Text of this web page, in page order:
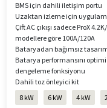
BMS için dahili iletişim portu
Uzaktan izleme için
Çift AC çıkışı sadece ProX
modellere göre 100A/120A
Bataryadan bağımsız
Batarya performansını
dengeleme fonksiyonu
Dahili toz önleyici kit
8 kW
6 kW 4 kW